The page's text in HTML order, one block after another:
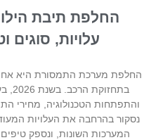
עלויות, סוגים
החלפת מערכת התמסורת היא
והתפתחות הטכנולוגיה, מחירי
נסקור בהרחבה את העלויות
המערכות השונות, ונספק